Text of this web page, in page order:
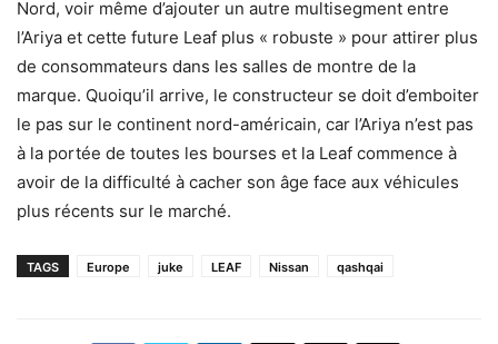
Nord, voir même d’ajouter un autre multisegment entre
l’Ariya et cette future Leaf plus « robuste » pour attirer plus
de consommateurs dans les salles de montre de la
marque. Quoiqu’il arrive, le constructeur se doit d’emboiter
le pas sur le continent nord-américain, car l’Ariya n’est pas
à la portée de toutes les bourses et la Leaf commence à
avoir de la difficulté à cacher son âge face aux véhicules
plus récents sur le marché.
TAGS Europe juke LEAF Nissan qashqai